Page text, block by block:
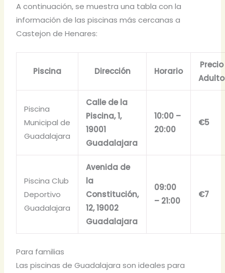
A continuación, se muestra una tabla con la
información de las piscinas más cercanas a
Castejon de Henares:
Piscina Dirección Horario
Precio
Adulto
Piscina
Municipal de
Guadalajara
Calle de la
Piscina, 1,
19001
Guadalajara
10:00 –
20:00
€5
Piscina Club
Deportivo
Guadalajara
Avenida de
la
Constitución,
12, 19002
Guadalajara
09:00
– 21:00
€7
Para familias
Las piscinas de Guadalajara son ideales para